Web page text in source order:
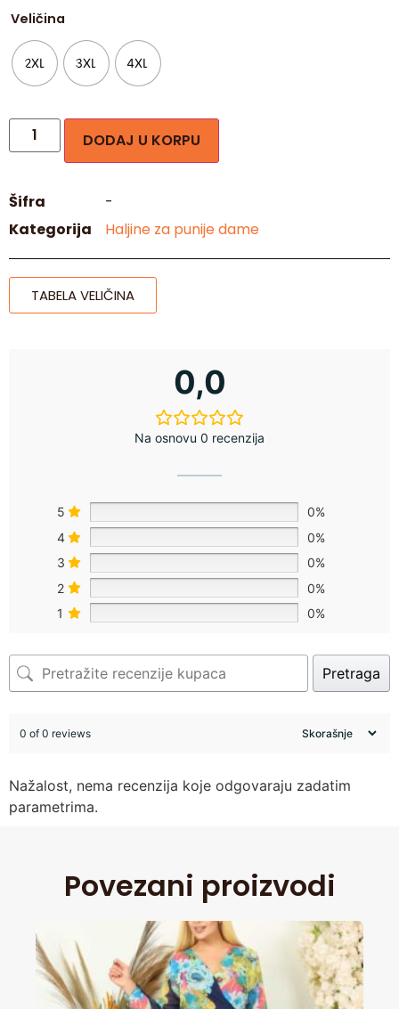
Veličina
2XL 3XL 4XL
DODAJ U KORPU
Šifra
-
Kategorija
Haljine za punije dame
TABELA VELIČINA
0,0
Na osnovu 0 recenzija
5
0%
4
0%
3
0%
2
0%
1
0%
Pretraga
0 of 0 reviews
Nažalost, nema recenzija koje odgovaraju zadatim
parametrima.
Povezani proizvodi